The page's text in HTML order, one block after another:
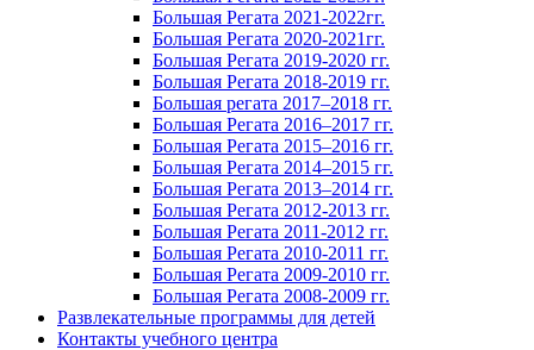
Большая Регата 2021-2022гг.
Большая Регата 2020-2021гг.
Большая Регата 2019-2020 гг.
Большая Регата 2018-2019 гг.
Большая регата 2017–2018 гг.
Большая Регата 2016–2017 гг.
Большая Регата 2015–2016 гг.
Большая Регата 2014–2015 гг.
Большая Регата 2013–2014 гг.
Большая Регата 2012-2013 гг.
Большая Регата 2011-2012 гг.
Большая Регата 2010-2011 гг.
Большая Регата 2009-2010 гг.
Большая Регата 2008-2009 гг.
Развлекательные программы для детей
Контакты учебного центра